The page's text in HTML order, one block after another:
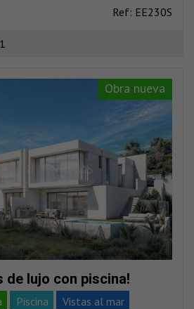
Ref: EE230S
1
Obra nueva
de lujo con piscina!
Piscina
Vistas al mar